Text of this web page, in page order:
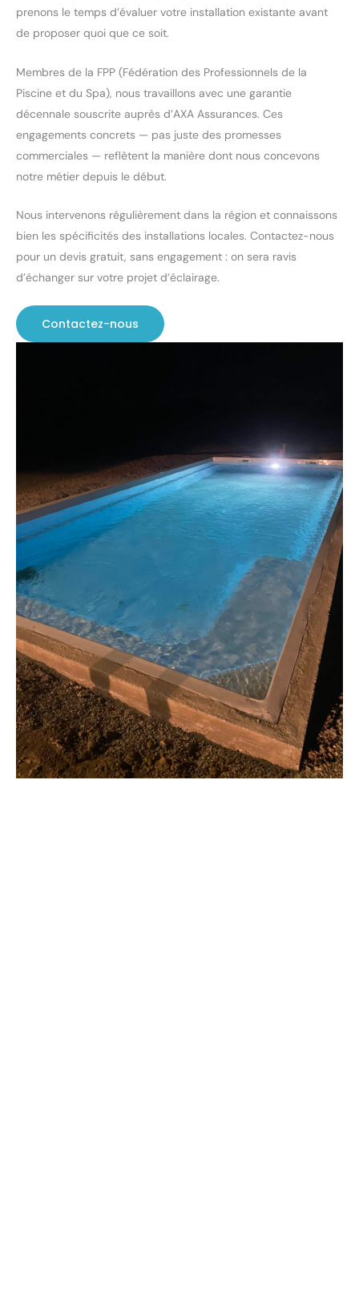
prenons le temps d’évaluer votre installation existante avant
de proposer quoi que ce soit.
Membres de la FPP (Fédération des Professionnels de la
Piscine et du Spa), nous travaillons avec une garantie
décennale souscrite auprès d’AXA Assurances. Ces
engagements concrets — pas juste des promesses
commerciales — reflètent la manière dont nous concevons
notre métier depuis le début.
Nous intervenons régulièrement dans la région et connaissons
bien les spécificités des installations locales. Contactez-nous
pour un devis gratuit, sans engagement : on sera ravis
d’échanger sur votre projet d’éclairage.
Contactez-nous